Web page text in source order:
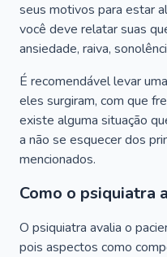
seus motivos para estar
você deve relatar suas
ansiedade, raiva,
É recomendável levar
eles surgiram, com que
existe alguma situação
a não se esquecer dos
mencionados.
Como o psiquiatra
O psiquiatra avalia o
pois aspectos como